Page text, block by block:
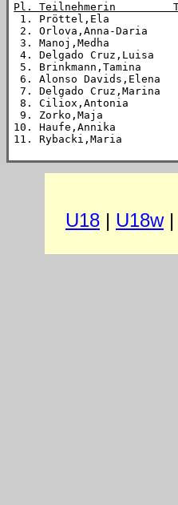
Pl. Teilnehmerin
1. Pröttel,Ela
2. Orlova,Anna-Daria
3. Manoj,Medha
4. Delgado Cruz,Luisa
5. Brinkmann,Tamina
6. Alonso
7. Delgado
8. Ciliox,Antonia
9. Zorko,Maja
10. Haufe,Annika
11. Rybacki,Maria
U18 | U18w|